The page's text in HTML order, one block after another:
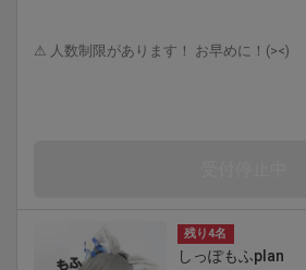
⚠︎ 人数制限があります！ お早めに！(><)
残り4名
しっぽもふplan